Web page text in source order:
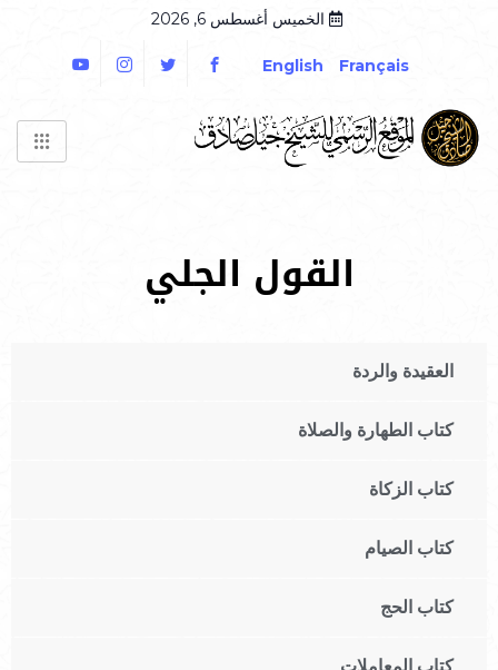
الخميس أغسطس 6, 2026
Français
English
القول الجلي
العقيدة والردة
كتاب الطهارة والصلاة
كتاب الزكاة
كتاب الصيام
كتاب الحج